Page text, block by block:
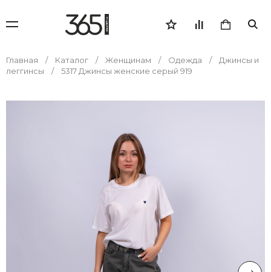
Главная Каталог Женщинам Одежда
Джинсы и
леггинсы
5317 Джинсы женские серый 919